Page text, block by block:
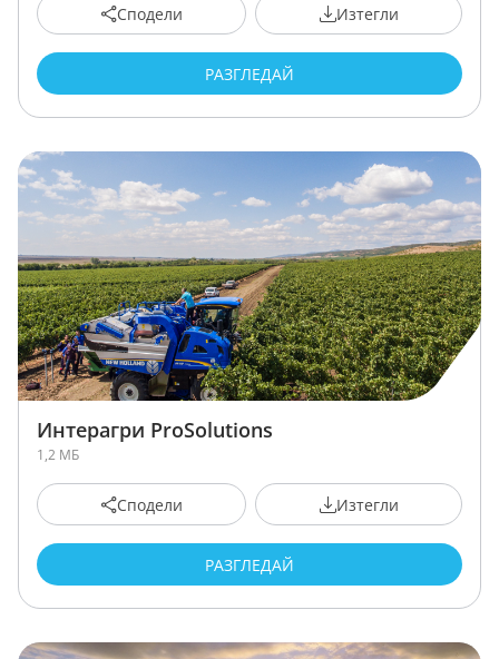
Сподели Изтегли
РАЗГЛЕДАЙ
Интерагри ProSolutions
1,2 МБ
Сподели Изтегли
РАЗГЛЕДАЙ